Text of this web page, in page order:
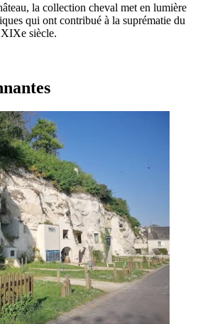
la collection cheval met en lumière
qui ont contribué à la suprématie du
siècle.